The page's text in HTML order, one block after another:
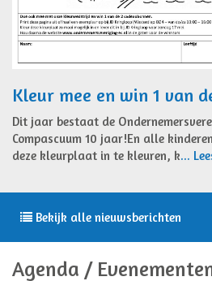
Kleur mee en win 1 van
Dit jaar bestaat de
Compascuum 10 jaar!En alle
deze kleurplaat in te kleuren, k...
Bekijk alle nieuwsberichten
Agenda /